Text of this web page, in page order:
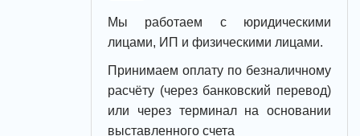
Мы работаем с юридическими
лицами, ИП и физическими лицами.
Принимаем оплату по безналичному
расчёту (через банковский перевод)
или через терминал на основании
выставленного счета